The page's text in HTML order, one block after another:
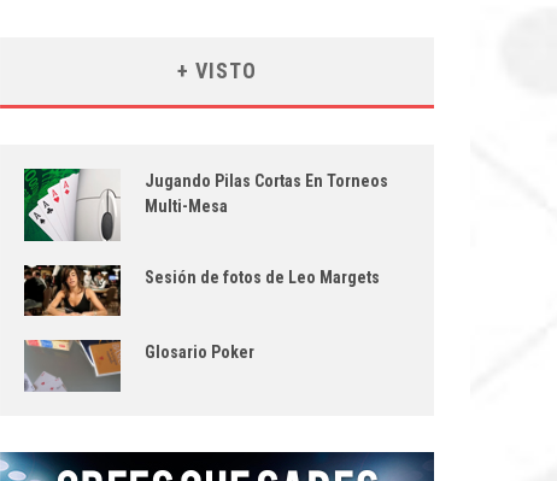
+ VISTO
Jugando Pilas Cortas En Torneos
Multi-Mesa
Sesión de fotos de Leo Margets
Glosario Poker